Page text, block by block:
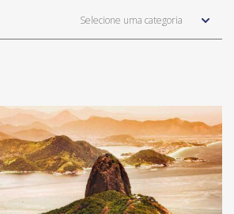
Selecione uma categoria